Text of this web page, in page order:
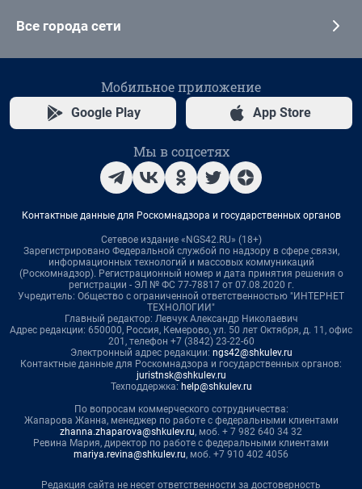
Все города сети
Мобильное приложение
Google Play App Store
Мы в соцсетях
Контактные данные для Роскомнадзора и государственных органов
Сетевое издание «NGS42.RU» (18+)
Зарегистрировано Федеральной службой по надзору в сфере связи,
информационных технологий и массовых коммуникаций
(Роскомнадзор). Регистрационный номер и дата принятия решения о
регистрации - ЭЛ № ФС 77-78817 от 07.08.2020 г.
Учредитель: Общество с ограниченной ответственностью "ИНТЕРНЕТ
ТЕХНОЛОГИИ"
Главный редактор: Левчук Александр Николаевич
Адрес редакции: 650000, Россия, Кемерово, ул. 50 лет Октября, д. 11, офис
201, телефон +7 (3842) 23-22-60
Электронный адрес редакции: ngs42@shkulev.ru
Контактные данные для Роскомнадзора и государственных органов:
juristnsk@shkulev.ru
Техподдержка: help@shkulev.ru
По вопросам коммерческого сотрудничества:
Жапарова Жанна, менеджер по работе с федеральными клиентами
zhanna.zhaparova@shkulev.ru, моб. + 7 982 640 34 32
Ревина Мария, директор по работе с федеральными клиентами
mariya.revina@shkulev.ru, моб. +7 910 402 4056
Редакция сайта не несет ответственности за достоверность